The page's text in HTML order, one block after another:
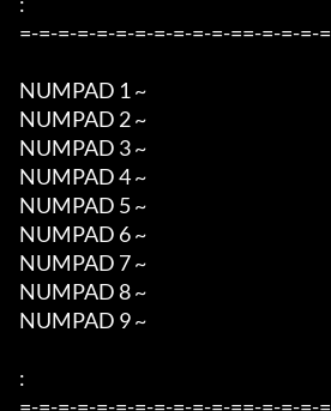
=-=-=-=-=-=-=-=-=-=-=-==-=-=-=-
NUMPAD 1 ~
NUMPAD 2 ~
NUMPAD 3 ~
NUMPAD 4 ~
NUMPAD 5 ~
NUMPAD 6 ~
NUMPAD 7 ~
NUMPAD 8 ~
NUMPAD 9 ~
: